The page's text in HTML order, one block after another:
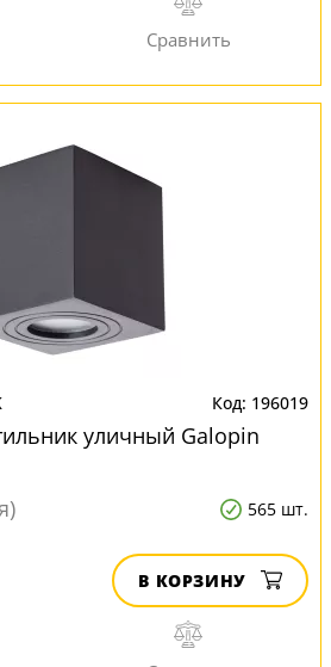
196019
уличный Galopin
565 шт.
В КОРЗИНУ